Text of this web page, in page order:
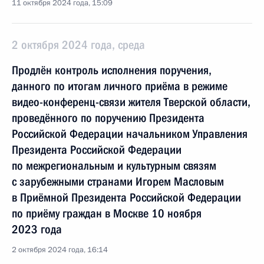
11 октября 2024 года, 15:09
2 октября 2024 года, среда
Продлён контроль исполнения поручения,
данного по итогам личного приёма в режиме
видео-конференц-связи жителя Тверской области,
проведённого по поручению Президента
Российской Федерации начальником Управления
Президента Российской Федерации
по межрегиональным и культурным связям
с зарубежными странами Игорем Масловым
в Приёмной Президента Российской Федерации
по приёму граждан в Москве 10 ноября
2023 года
2 октября 2024 года, 16:14